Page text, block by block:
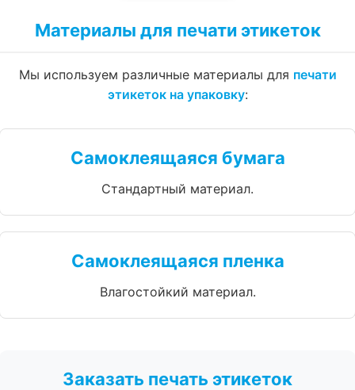
Материалы для печати этикеток
Мы используем различные материалы для печати
этикеток на упаковку:
Самоклеящаяся бумага
Стандартный материал.
Самоклеящаяся пленка
Влагостойкий материал.
Заказать печать этикеток